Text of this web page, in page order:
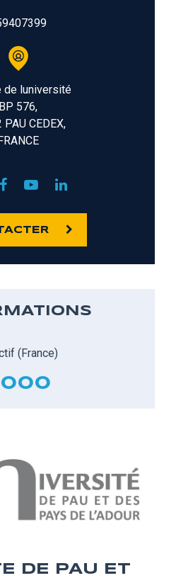
de luniversité
BP 576,
CEDEX,
(France)
DE PAU ET